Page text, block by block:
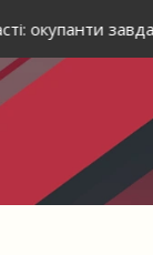
окупанти